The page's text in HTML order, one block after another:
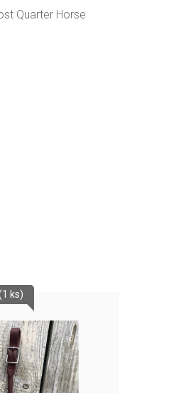
Quarter Horse
ks)